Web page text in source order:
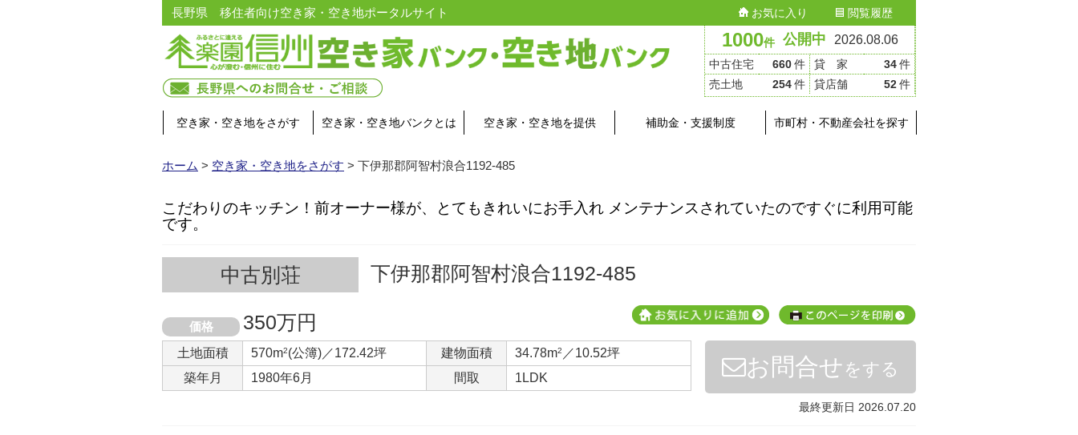
1000件 公開中 2026.08.06
中古住宅 660件 貸 家 34件
売土地
254件 貸店舗 52件
長野県 移住者向け空き家・空き地ポータルサイト お気に入り 閲覧履歴
空き家・空き地をさがす 空き家・空き地バンクとは 空き家・空き地を提供 補助金・支援制度 市町村・不動産会社を探す
ホーム > 空き家・空き地をさがす > 下伊那郡阿智村浪合1192-485
こだわりのキッチン！前オーナー様が、とてもきれいにお手入れ メンテナンスされていたのですぐに利用可能
です。
中古別荘 下伊那郡阿智村浪合1192-485
価格 350万円
土地面積 570m2(公簿)／172.42坪 建物面積 34.78m2 ／10.52坪
築年月
1980年6月 間取 1LDK お問合せ をする
最終更新日 2026.07.20